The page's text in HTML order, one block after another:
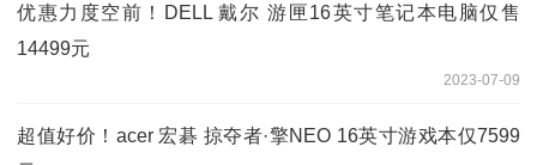
优惠力度空前！DELL 戴尔 游匣16英寸笔记本电脑仅售
14499元
2023-07-09
超值好价！acer 宏碁 掠夺者·擎NEO 16英寸游戏本仅7599